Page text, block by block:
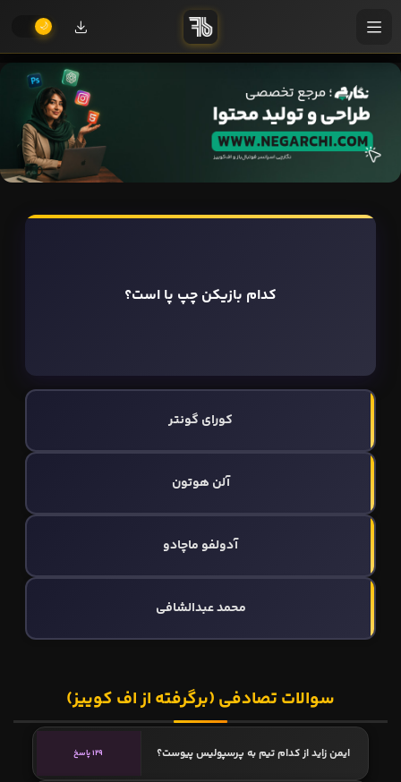
کدام بازیکن چپ پا است؟
کورای گونتر
آلن هوتون
آدولفو ماچادو
محمد عبدالشافی
سوالات تصادفی (برگرفته از اف کوییز)
ایمن زاید از کدام تیم به پرسپولیس پیوست؟ 129 پاسخ